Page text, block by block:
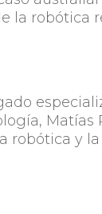
la robótica
Matías
robótica y